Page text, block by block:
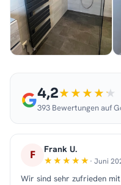
4,2
393 Bewertungen auf
F Frank U.
· Juni
Wir sind sehr zufrieden